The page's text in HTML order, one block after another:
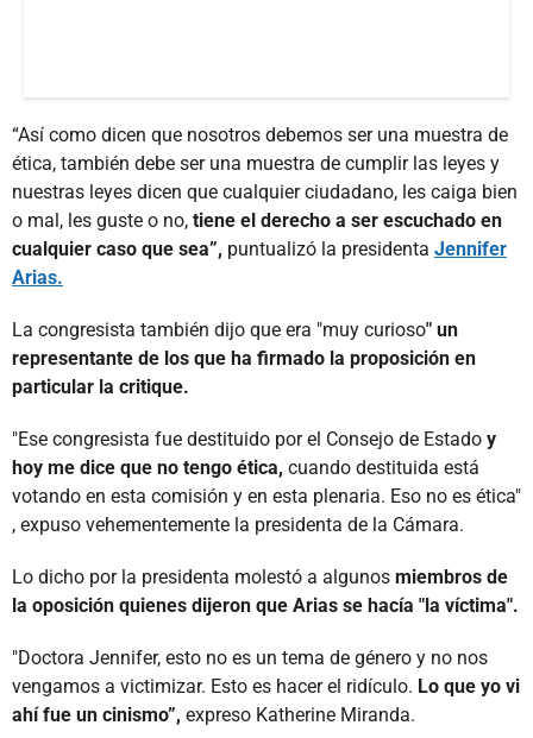
“Así como dicen que nosotros debemos ser una muestra de
ética, también debe ser una muestra de cumplir las leyes y
nuestras leyes dicen que cualquier ciudadano, les caiga bien
o mal, les guste o no, tiene el derecho a ser escuchado en
cualquier caso que sea”, puntualizó la presidenta Jennifer
Arias.
La congresista también dijo que era "muy curioso" un
representante de los que ha firmado la proposición en
particular la critique.
"Ese congresista fue destituido por el Consejo de Estado y
hoy me dice que no tengo ética, cuando destituida está
votando en esta comisión y en esta plenaria. Eso no es ética"
, expuso vehementemente la presidenta de la Cámara.
Lo dicho por la presidenta molestó a algunos miembros de
la oposición quienes dijeron que Arias se hacía "la víctima".
"Doctora Jennifer, esto no es un tema de género y no nos
vengamos a victimizar. Esto es hacer el ridículo. Lo que yo vi
ahí fue un cinismo”, expreso Katherine Miranda.